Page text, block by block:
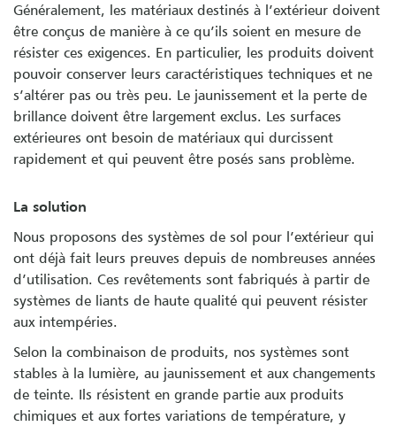
Généralement, les matériaux destinés à l’extérieur doivent
être conçus de manière à ce qu’ils soient en mesure de
résister ces exigences. En particulier, les produits doivent
pouvoir conserver leurs caractéristiques techniques et ne
s’altérer pas ou très peu. Le jaunissement et la perte de
brillance doivent être largement exclus. Les surfaces
extérieures ont besoin de matériaux qui durcissent
rapidement et qui peuvent être posés sans problème.
La solution
Nous proposons des systèmes de sol pour l’extérieur qui
ont déjà fait leurs preuves depuis de nombreuses années
d’utilisation. Ces revêtements sont fabriqués à partir de
systèmes de liants de haute qualité qui peuvent résister
aux intempéries.
Selon la combinaison de produits, nos systèmes sont
stables à la lumière, au jaunissement et aux changements
de teinte. Ils résistent en grande partie aux produits
chimiques et aux fortes variations de température, y